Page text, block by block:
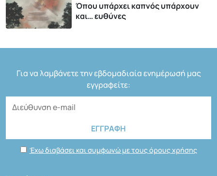
Όπου υπάρχει καπνός υπάρχουν
και… ευθύνες
Για να λαμβάνετε την εβδομαδιαία ενημέρωσή μας
εγγραφείτε:
Έχω διαβάσει και συμφωνώ με τους όρους χρήσης